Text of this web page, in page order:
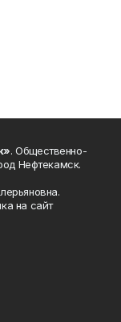
. Общественно-
Нефтекамск.
на сайт